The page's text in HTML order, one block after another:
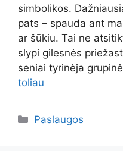
simbolikos.
pats – spauda ant
ar šūkiu. Tai ne
slypi gilesnės
seniai tyrinėja
toliau
Kategorijos
Paslaugos